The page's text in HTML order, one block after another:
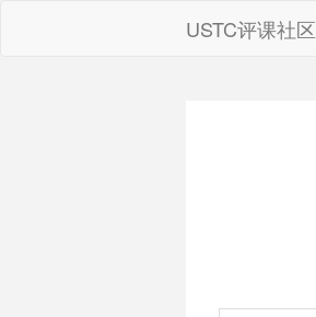
USTC评课社区